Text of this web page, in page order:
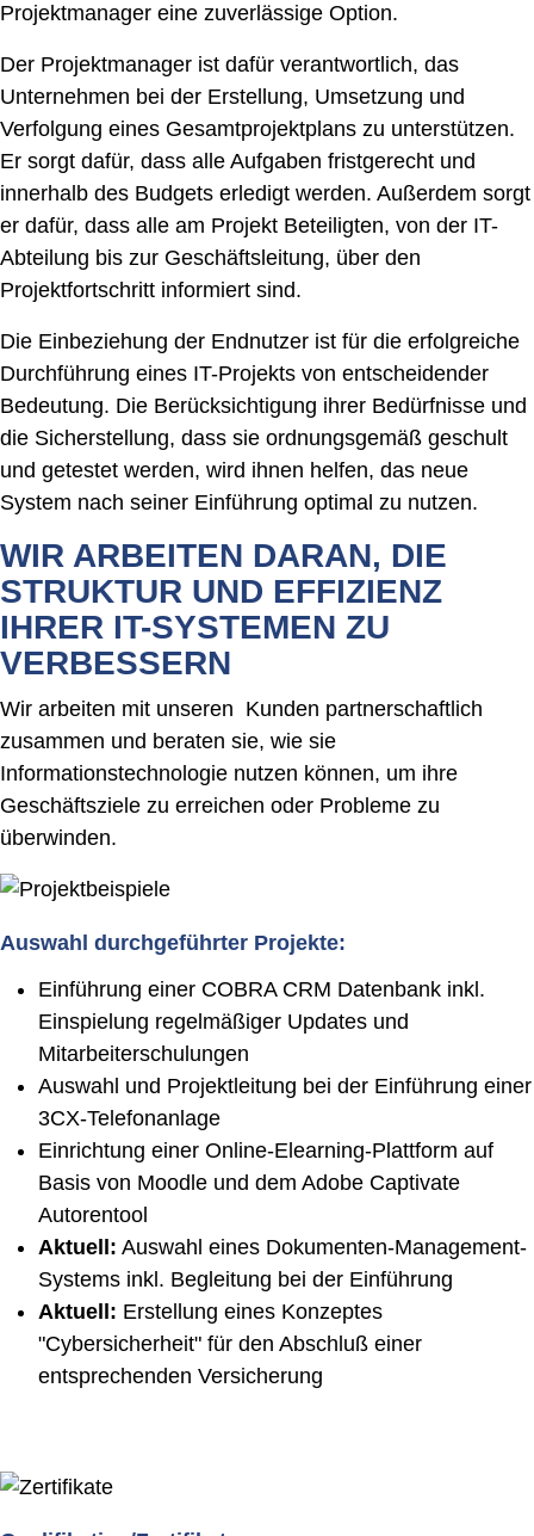
Projektmanager eine zuverlässige Option.
Der Projektmanager ist dafür verantwortlich, das
Unternehmen bei der Erstellung, Umsetzung und
Verfolgung eines Gesamtprojektplans zu unterstützen.
Er sorgt dafür, dass alle Aufgaben fristgerecht und
innerhalb des Budgets erledigt werden. Außerdem sorgt
er dafür, dass alle am Projekt Beteiligten, von der IT-
Abteilung bis zur Geschäftsleitung, über den
Projektfortschritt informiert sind.
Die Einbeziehung der Endnutzer ist für die erfolgreiche
Durchführung eines IT-Projekts von entscheidender
Bedeutung. Die Berücksichtigung ihrer Bedürfnisse und
die Sicherstellung, dass sie ordnungsgemäß geschult
und getestet werden, wird ihnen helfen, das neue
System nach seiner Einführung optimal zu nutzen.
WIR ARBEITEN DARAN, DIE
STRUKTUR UND EFFIZIENZ
IHRER IT-SYSTEMEN ZU
VERBESSERN
Wir arbeiten mit unseren Kunden partnerschaftlich
zusammen und beraten sie, wie sie
Informationstechnologie nutzen können, um ihre
Geschäftsziele zu erreichen oder Probleme zu
überwinden.
Auswahl durchgeführter Projekte:
Einführung einer COBRA CRM Datenbank inkl.
Einspielung regelmäßiger Updates und
Mitarbeiterschulungen
Auswahl und Projektleitung bei der Einführung einer
3CX-Telefonanlage
Einrichtung einer Online-Elearning-Plattform auf
Basis von Moodle und dem Adobe Captivate
Autorentool
Aktuell: Auswahl eines Dokumenten-Management-
Systems inkl. Begleitung bei der Einführung
Aktuell: Erstellung eines Konzeptes
"Cybersicherheit" für den Abschluß einer
entsprechenden Versicherung